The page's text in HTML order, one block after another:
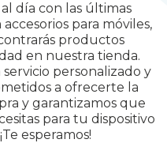
día con las últimas
para móviles,
productos
en nuestra tienda.
personalizado y
a ofrecerte la
y garantizamos que
para tu dispositivo
esperamos!